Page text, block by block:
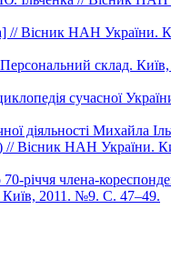
// Вісник НАН України.
склад.
сучасної
діяльності Михайла
// Вісник НАН України.
70-річчя члена-
2011. №9. С. 47–49.